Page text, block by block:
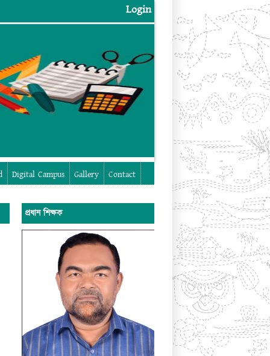
Login
Digital Campus Gallery Contact
প্রধান শিক্ষক